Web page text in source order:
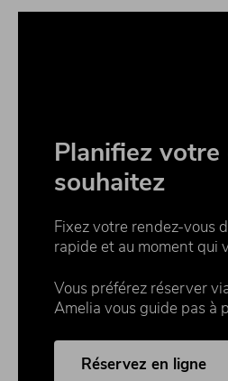
Planifiez
souhaitez
Fixez votre rendez-vous
rapide et au moment qui
Vous préférez réserver
Amelia vous guide pas à
Réservez en ligne